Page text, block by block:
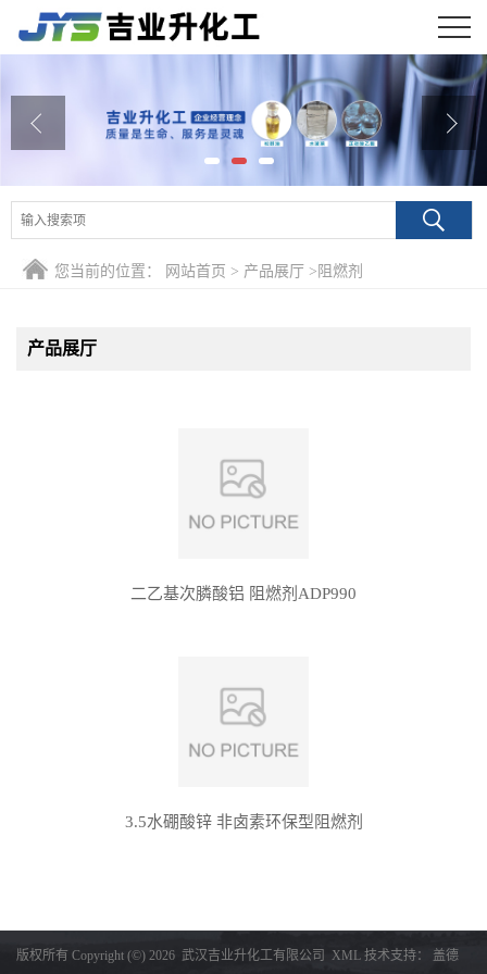
公司介绍
产品展厅
证书荣誉
您当前的位置： 网站首页 > 产品展厅 > 阻燃剂
产品展厅
二乙基次膦酸铝 阻燃剂ADP990
3.5水硼酸锌 非卤素环保型阻燃剂
版权所有 Copyright (©) 2026 武汉吉业升化工有限公司 XML 技术支持： 盖德